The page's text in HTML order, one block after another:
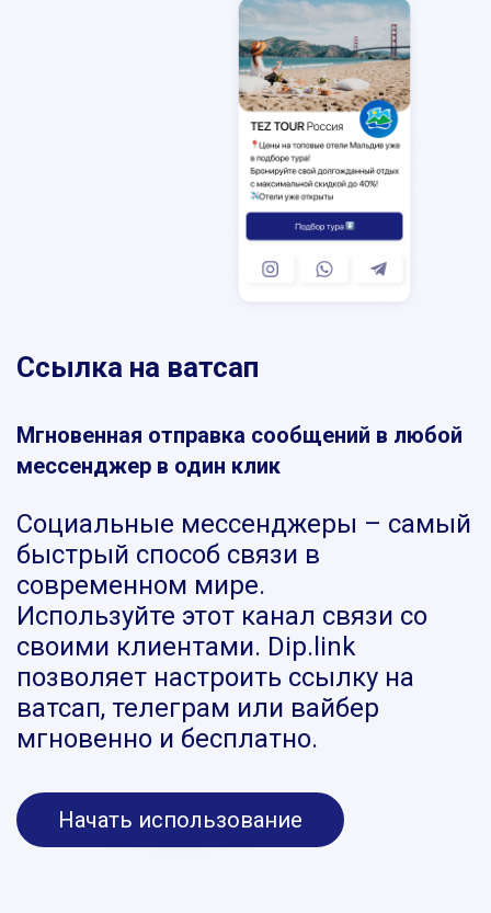
SKYPE
MESSENGER
TELEGRAM
WHATSAPP
Ссылка на ватсап
Мгновенная отправка сообщений в любой
мессенджер в один клик
Социальные мессенджеры – самый
быстрый способ связи в
современном мире.
Используйте этот канал связи со
своими клиентами. Dip.link
позволяет настроить ссылку на
ватсап, телеграм или вайбер
мгновенно и бесплатно.
Начать использование